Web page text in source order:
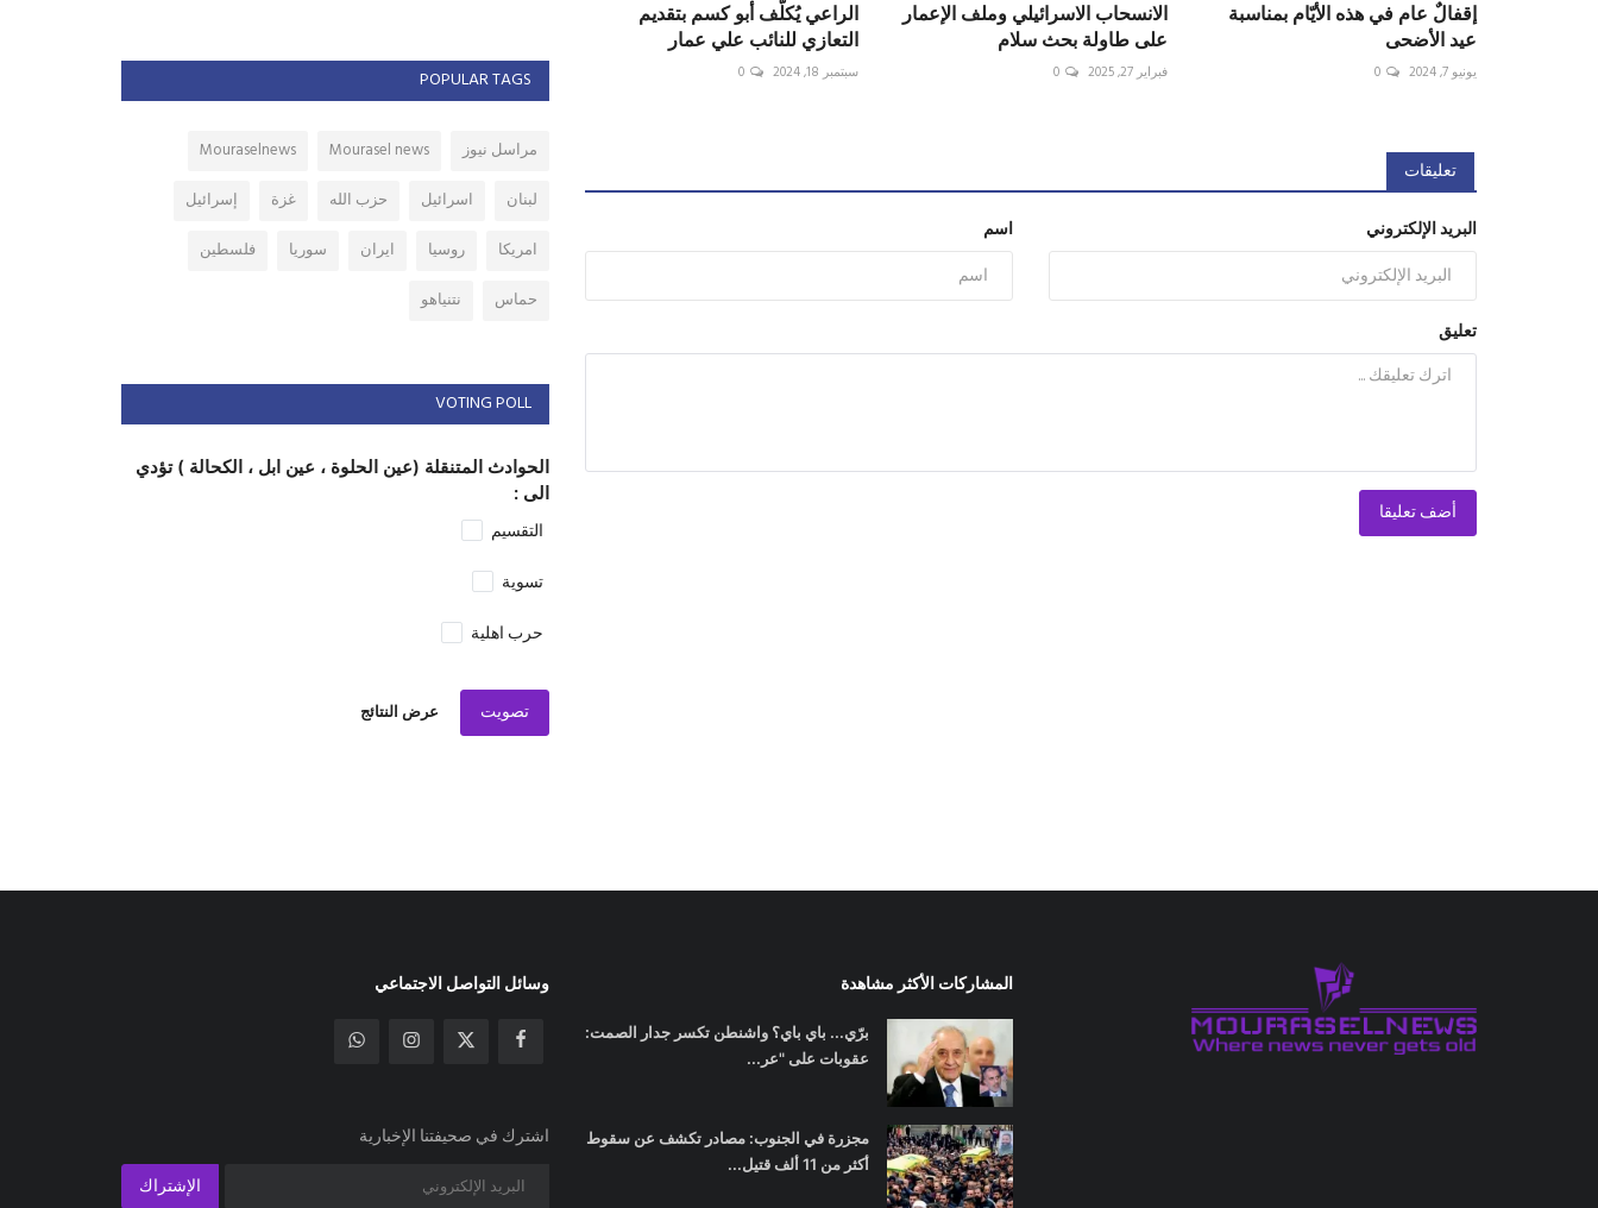
إقفالٌ عام في هذه الأيّام بمناسبة
عيد الأضحى
يونيو 7, 2024 0
الانسحاب الاسرائيلي وملف الإعمار
على طاولة بحث سلام
فبراير 27, 2025 0
الراعي يُكلّف أبو كسم بتقديم
التعازي للنائب علي عمار
سبتمبر 18, 2024 0
تعليقات
اسم البريد الإلكتروني
تعليق
أضف تعليقا
POPULAR TAGS
مراسل نيوز Mourasel news
Mouraselnews
لبنان
اسرائيل حزب الله غزة
إسرائيل
امريكا
روسيا ايران سوريا
فلسطين
حماس
نتنياهو
VOTING POLL
الحوادث المتنقلة (عين الحلوة ، عين ابل ، الكحالة ) تؤدي
الى :
التقسيم
تسوية
حرب اهلية
تصويت عرض النتائج
المشاركات الأكثر مشاهدة
برّي... باي باي؟ واشنطن تكسر جدار الصمت:
عقوبات على "عر...
مجزرة في الجنوب: مصادر تكشف عن سقوط
أكثر من 11 ألف قتيل...
وسائل التواصل الاجتماعي
اشترك في صحيفتنا الإخبارية
الإشتراك